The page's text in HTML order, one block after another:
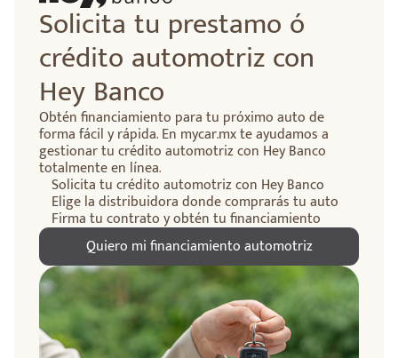
Solicita tu prestamo ó
crédito automotriz con
Hey Banco
Obtén financiamiento para tu próximo auto de
forma fácil y rápida. En mycar.mx te ayudamos a
gestionar tu crédito automotriz con Hey Banco
totalmente en línea.
Solicita tu crédito automotriz con Hey Banco
Elige la distribuidora donde comprarás tu auto
Firma tu contrato y obtén tu financiamiento
Quiero mi financiamiento automotriz